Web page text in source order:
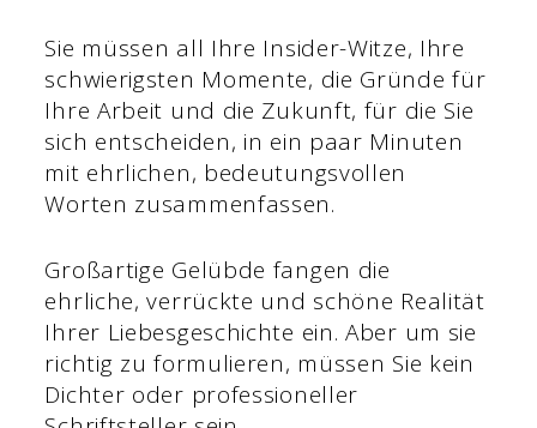
Sie müssen all Ihre Insider-Witze, Ihre
schwierigsten Momente, die Gründe für
Ihre Arbeit und die Zukunft, für die Sie
sich entscheiden, in ein paar Minuten
mit ehrlichen, bedeutungsvollen
Worten zusammenfassen.
Großartige Gelübde fangen die
ehrliche, verrückte und schöne Realität
Ihrer Liebesgeschichte ein. Aber um sie
richtig zu formulieren, müssen Sie kein
Dichter oder professioneller